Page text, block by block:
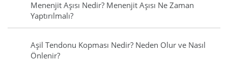
Menenjit Aşısı Nedir? Menenjit Aşısı Ne Zaman
Yaptırılmalı?
Aşil Tendonu Kopması Nedir? Neden Olur ve Nasıl
Önlenir?